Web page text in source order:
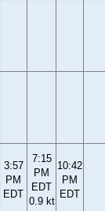
3:57
PM
EDT
7:15
PM
EDT
0.9 kt
10:42
PM
EDT